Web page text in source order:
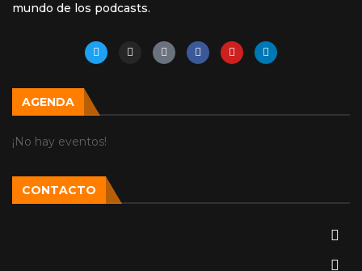
mundo de los podcasts.
AGENDA
¡No hay eventos!
CONTACTO